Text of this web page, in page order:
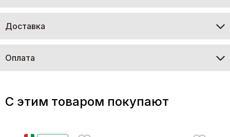
Доставка
Оплата
C этим товаром покупают